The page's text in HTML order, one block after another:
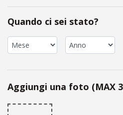
Quando ci sei stato?
Aggiungi una foto (MAX